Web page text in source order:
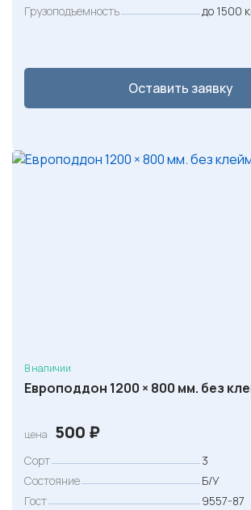
Грузоподъемность
до 1500
Оставить заявку
В наличии
Европоддон 1200 × 800 мм. без
цена 500 ₽
Сорт
3
Состояние
Б/У
Гост
9557-87